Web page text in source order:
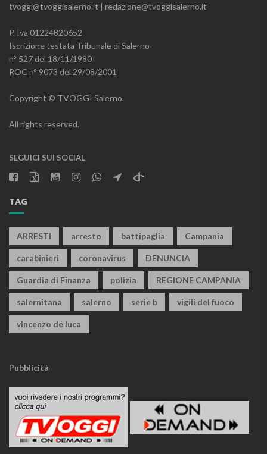
tvoggi@tvoggisalerno.it | redazione@tvoggisalerno.it
P. Iva 01224820652
Iscrizione testata Tribunale di Salerno
n° 527 del 18/11/1980
ROC n° 9073 del 29/08/2001
Copyright © TVOGGI Salerno.
All rights reserved.
SEGUICI SUI SOCIAL
TAG
ARRESTI arresto battipaglia Campania
carabinieri coronavirus DENUNCIA
Guardia di Finanza polizia REGIONE CAMPANIA
salernitana salerno serie b vigili del fuoco
vincenzo de luca
Pubblicità